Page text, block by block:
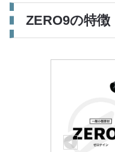
ZERO9の特徴